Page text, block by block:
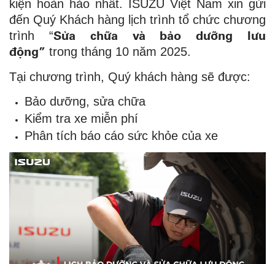
kiện hoàn hảo nhất. ISUZU Việt Nam xin gửi
đến Quý Khách hàng lịch trình tổ chức chương
trình “Sửa chữa và bảo dưỡng lưu
động” trong tháng 10 năm 2025.
Tại chương trình, Quý khách hàng sẽ được:
Bảo dưỡng, sửa chữa
Kiểm tra xe miễn phí
Phân tích báo cáo sức khỏe của xe